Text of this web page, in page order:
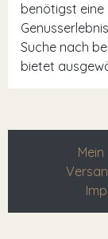
benötigst eine
Suche nach
bietet